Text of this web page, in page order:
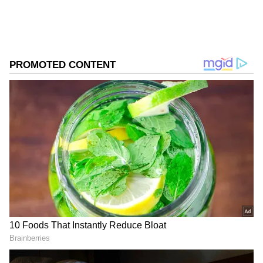
இருந்த பாத்திரத்தை தூக்கி எறிந்து
அவர்கள் இருவருடனும் சண்டை
போடுகிறார். ஒன்னு அவங்க பக்கம்
நில்லுங்க, இல்லேனா எங்க பக்கம்
நில்லுங்க, ரெட்ட குதிரையில சவாரி
பண்ணலாம்னு நினைக்காதீங்க என
திட்டுகிறார்.
Siragadikka Aasai : பிளாப் ஆன நீத்துவின்
பிளான்... போலீஸிடம் மாட்டிவிட்ட ஸ்ருதி
ஏசியாநெட் தமிழ்-ஐ உங்கள் முதன்மைத்